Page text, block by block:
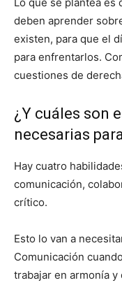
deben aprender
existen, para que el
para enfrentarlos.
cuestiones de
¿Y cuáles son
necesarias
Hay cuatro
comunicación,
crítico.
Esto lo van a
Comunicación
trabajar en armonía